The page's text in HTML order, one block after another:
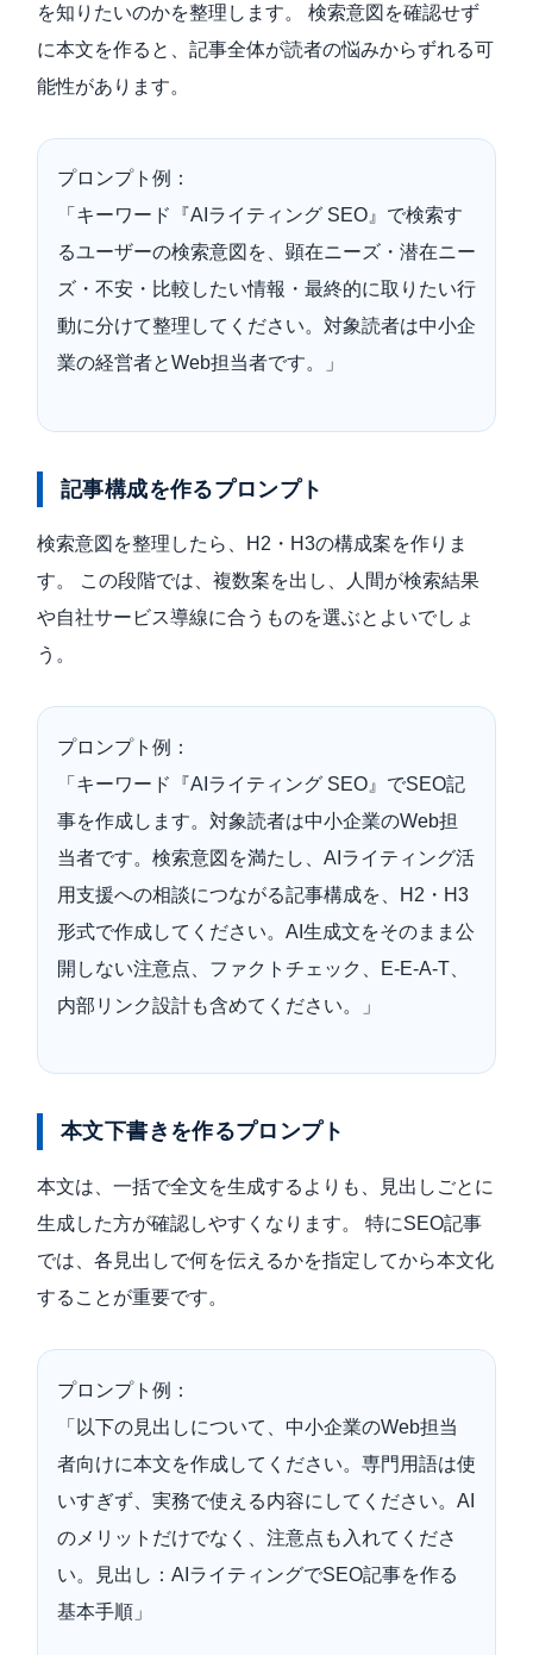
を知りたいのかを整理します。 検索意図を確認せず
に本文を作ると、記事全体が読者の悩みからずれる可
能性があります。
プロンプト例：
「キーワード『AIライティング SEO』で検索す
るユーザーの検索意図を、顕在ニーズ・潜在ニー
ズ・不安・比較したい情報・最終的に取りたい行
動に分けて整理してください。対象読者は中小企
業の経営者とWeb担当者です。」
記事構成を作るプロンプト
検索意図を整理したら、H2・H3の構成案を作りま
す。 この段階では、複数案を出し、人間が検索結果
や自社サービス導線に合うものを選ぶとよいでしょ
う。
プロンプト例：
「キーワード『AIライティング SEO』でSEO記
事を作成します。対象読者は中小企業のWeb担
当者です。検索意図を満たし、AIライティング活
用支援への相談につながる記事構成を、H2・H3
形式で作成してください。AI生成文をそのまま公
開しない注意点、ファクトチェック、E-E-A-T、
内部リンク設計も含めてください。」
本文下書きを作るプロンプト
本文は、一括で全文を生成するよりも、見出しごとに
生成した方が確認しやすくなります。 特にSEO記事
では、各見出しで何を伝えるかを指定してから本文化
することが重要です。
プロンプト例：
「以下の見出しについて、中小企業のWeb担当
者向けに本文を作成してください。専門用語は使
いすぎず、実務で使える内容にしてください。AI
のメリットだけでなく、注意点も入れてくださ
い。見出し：AIライティングでSEO記事を作る
基本手順」